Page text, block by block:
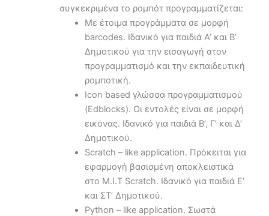
συγκεκριμένα το ρομπότ προγραμματίζεται:
Με έτοιμα προγράμματα σε μορφή
barcodes. Ιδανικό για παιδιά Α’ και Β’
Δημοτικού για την εισαγωγή στον
προγραμματισμό και την εκπαιδευτική
ρομποτική.
Icon based γλώσσα προγραμματισμού
(Edblocks). Οι εντολές είναι σε μορφή
εικόνας. Ιδανικό για παιδιά Β’, Γ’ και Δ’
Δημοτικού.
Scratch – like application. Πρόκειται για
εφαρμογή βασισμένη αποκλειστικά
στο Μ.Ι.Τ Scratch. Ιδανικό για παιδιά Ε’
και ΣΤ’ Δημοτικού.
Python – like application. Σωστά